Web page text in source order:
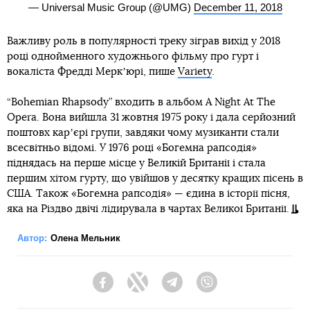
— Universal Music Group (@UMG) December 11, 2018
Важливу роль в популярності треку зіграв вихід у 2018
році однойменного художнього фільму про гурт і
вокаліста Фредді Меркʼюрі, пише Variety.
“Bohemian Rhapsody” входить в альбом A Night At The
Opera. Вона вийшла 31 жовтня 1975 року і дала серйозний
поштовх карʼєрі групи, завдяки чому музиканти стали
всесвітньо відомі. У 1976 році «Богемна рапсодія»
піднядась на перше місце у Великій Британії і стала
першим хітом гурту, що увійшов у десятку кращих пісень в
США. Також «Богемна рапсодія» — єдина в історії пісня,
яка на Різдво двічі лідирувала в чартах Великої Британії.
Автор: Олена Мельник
FacebookTwitter Telegram